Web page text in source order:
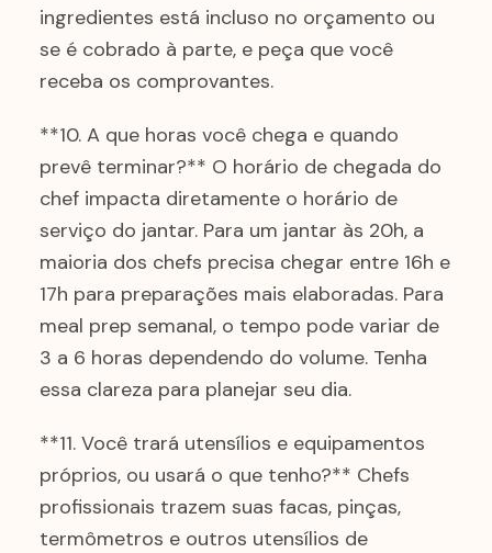
ingredientes está incluso no orçamento ou
se é cobrado à parte, e peça que você
receba os comprovantes.
**10. A que horas você chega e quando
prevê terminar?** O horário de chegada do
chef impacta diretamente o horário de
serviço do jantar. Para um jantar às 20h, a
maioria dos chefs precisa chegar entre 16h e
17h para preparações mais elaboradas. Para
meal prep semanal, o tempo pode variar de
3 a 6 horas dependendo do volume. Tenha
essa clareza para planejar seu dia.
**11. Você trará utensílios e equipamentos
próprios, ou usará o que tenho?** Chefs
profissionais trazem suas facas, pinças,
termômetros e outros utensílios de